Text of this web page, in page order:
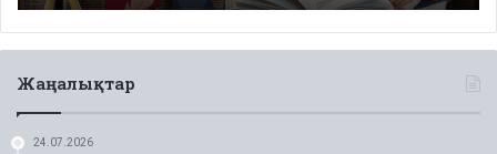
Жаңалықтар
24.07.2026